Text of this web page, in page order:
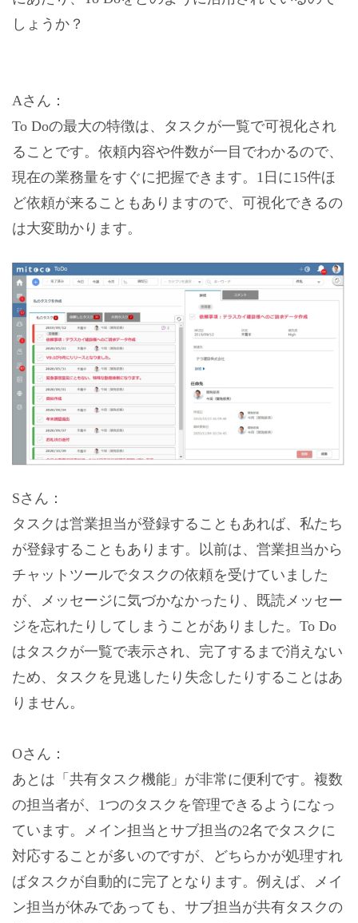
しょうか？
Aさん：
To Doの最大の特徴は、タスクが一覧で可視化され
ることです。依頼内容や件数が一目でわかるので、
現在の業務量をすぐに把握できます。1日に15件ほ
ど依頼が来ることもありますので、可視化できるの
は大変助かります。
Sさん：
タスクは営業担当が登録することもあれば、私たち
が登録することもあります。以前は、営業担当から
チャットツールでタスクの依頼を受けていました
が、メッセージに気づかなかったり、既読メッセー
ジを忘れたりしてしまうことがありました。To Do
はタスクが一覧で表示され、完了するまで消えない
ため、タスクを見逃したり失念したりすることはあ
りません。
Oさん：
あとは「共有タスク機能」が非常に便利です。複数
の担当者が、1つのタスクを管理できるようになっ
ています。メイン担当とサブ担当の2名でタスクに
対応することが多いのですが、どちらかが処理すれ
ばタスクが自動的に完了となります。例えば、メイ
ン担当が休みであっても、サブ担当が共有タスクの